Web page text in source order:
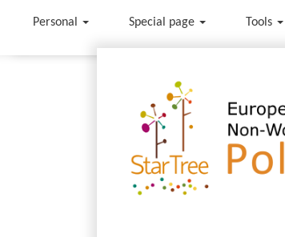
Personal Special page Tools